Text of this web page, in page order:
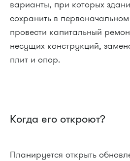
варианты, при которых
сохранить в
провести капитальный
несущих конструкций,
плит и опор.
Когда его откроют?
Планируется открыть